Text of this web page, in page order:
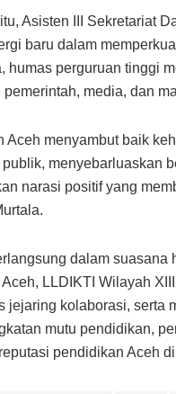
Asisten III Sekretariat
baru dalam
humas perguruan tinggi
media, dan
Aceh menyambut baik
menyebarluaskan
narasi positif yang
dalam suasana
LLDIKTI Wilayah
jejaring kolaborasi, serta
mutu pendidikan,
pendidikan Aceh